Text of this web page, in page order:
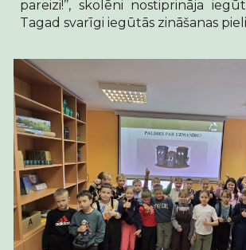
pareizi!’’, skolēni nostiprināja
Tagad svarīgi iegūtās zināšanas